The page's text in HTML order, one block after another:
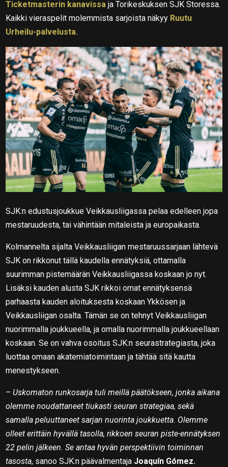
Ticketmasterin kanavissa ja Torikeskuksen SJK Storessa.
Kaikki vieraspelit molemmista sarjoista näkyy Ruutu
Urheilu-palvelusta.
SJK:n edustusjoukkue Veikkausliigassa pelaa edelleen jopa
mestaruudesta, tai vähintään mitaleista ja europaikasta.
Kolmannelta sijalta Veikkausliigan mestaruussarjaan lähtevä
SJK on rikkonut tällä kaudella ennätyksiä, ottamalla
suurimman pistemäärän Veikkausliigassa koskaan jo nyt.
Lisäksi kauden alusta SJK rikkoi omat ennätyksensä
parhaasta kauden aloituksesta koskaan Ykkösen ja
Veikkausliigan osalta. Tämän se on tehnyt Veikkausliigan
nuorimmalla joukkueella, ja omalla nuorimmalla joukkueellaan
koskaan. Se on vahva osoitus SJK:n seurastrategiasta, joka
luottaa omaan akatemiatoimintaan ja tähtää sitä kautta
menestykseen.
– Uskomaton runkosarja tuli meillä päätökseen, jonka aikana
olemme noudattaneet tiukasti seuran strategiaa, sekä
samalla peluuttaneet sarjan nuorinta joukkuetta. Olemme
olleet erittäin hyvällä tasolla, rikkoen seuran piste-ennätyksen
22 pelin jälkeen. Se antaa hyvän perspektiivin toiminnan
tasosta, sanoo SJK:n päävalmentaja Joaquín Gómez.